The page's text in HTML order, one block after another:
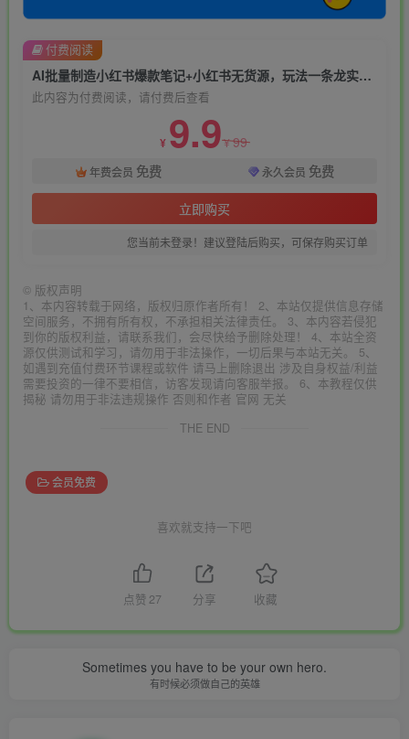
AI批量制造小红书爆款笔记+小红书无货源，玩法一条龙实操，小白也能轻松日入500+【揭秘】
此内容为付费阅读，请付费后查看
¥ 9.9¥99
年费会员 免费 永久会员 免费
立即购买
您当前未登录！建议登陆后购买，可保存购买订单
付费阅读
© 版权声明
1、本内容转载于网络，版权归原作者所有！ 2、本站仅提供信息存储
空间服务，不拥有所有权，不承担相关法律责任。 3、本内容若侵犯
到你的版权利益，请联系我们，会尽快给予删除处理！ 4、本站全资
源仅供测试和学习，请勿用于非法操作，一切后果与本站无关。 5、
如遇到充值付费环节课程或软件 请马上删除退出 涉及自身权益/利益
需要投资的一律不要相信，访客发现请向客服举报。 6、本教程仅供
揭秘 请勿用于非法违规操作 否则和作者 官网 无关
THE END
会员免费
喜欢就支持一下吧
点赞 27 分享 收藏
Sometimes you have to be your own hero.
有时候必须做自己的英雄